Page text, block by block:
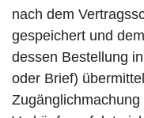
nach dem
gespeichert und
dessen Bestellung
oder Brief)